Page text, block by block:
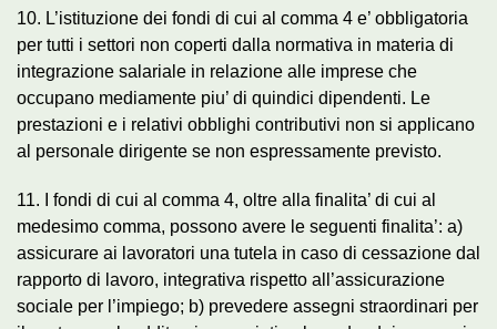
10. L’istituzione dei fondi di cui al comma 4 e’ obbligatoria
per tutti i settori non coperti dalla normativa in materia di
integrazione salariale in relazione alle imprese che
occupano mediamente piu’ di quindici dipendenti. Le
prestazioni e i relativi obblighi contributivi non si applicano
al personale dirigente se non espressamente previsto.
11. I fondi di cui al comma 4, oltre alla finalita’ di cui al
medesimo comma, possono avere le seguenti finalita’: a)
assicurare ai lavoratori una tutela in caso di cessazione dal
rapporto di lavoro, integrativa rispetto all’assicurazione
sociale per l’impiego; b) prevedere assegni straordinari per